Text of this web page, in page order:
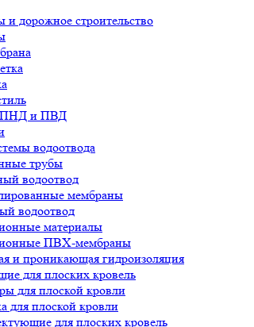
и дорожное строительство
ПНД и ПВД
водоотвода
трубы
водоотвод
мембраны
водоотвод
материалы
ПВХ-мембраны
и проникающая гидроизоляция
для плоских кровель
для плоской кровли
для плоской кровли
для плоских кровель